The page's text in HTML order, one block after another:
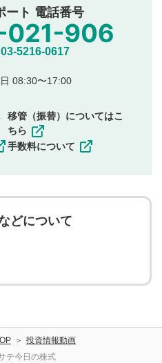
容の投稿
号など個人を特定できる情報の
や営利目的、広告・宣伝を目
著作権、その他の知的財産
と判断した投稿
メントの変更・削除はできま
。また、利用者は、コメント
しないことに同意します。利
当社サービスの広告・宣伝、
ート 電話番号
03-5216-0617
08:30〜17:00
移管（振替）についてはこ
ちら
手数料について
どについて
投資情報動画
テ今日の株式